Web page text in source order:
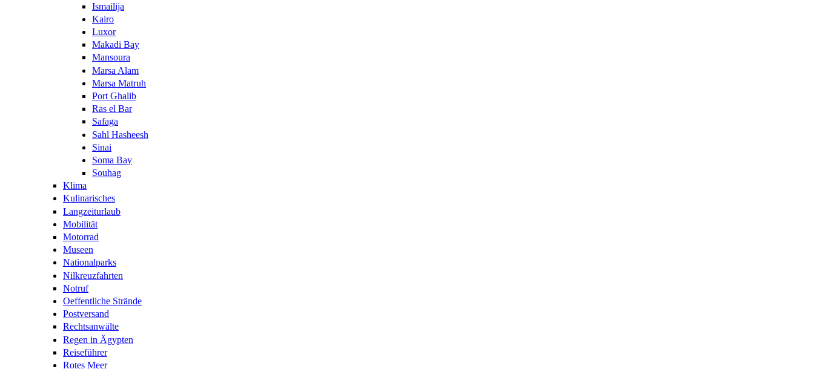
Ismailija
Kairo
Luxor
Makadi Bay
Mansoura
Marsa Alam
Marsa Matruh
Port Ghalib
Ras el Bar
Safaga
Sahl Hasheesh
Sinai
Soma Bay
Souhag
Klima
Kulinarisches
Langzeiturlaub
Mobilität
Motorrad
Museen
Nationalparks
Nilkreuzfahrten
Notruf
Oeffentliche Strände
Postversand
Rechtsanwälte
Regen in Ägypten
Reiseführer
Rotes Meer